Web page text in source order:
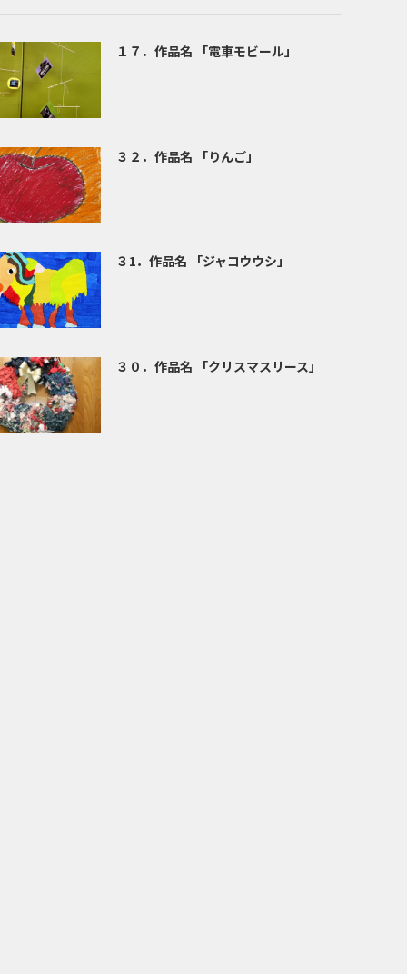
１７．作品名 「電車モビール」
３２．作品名 「りんご」
３1．作品名 「ジャコウウシ」
３０．作品名 「クリスマスリース」